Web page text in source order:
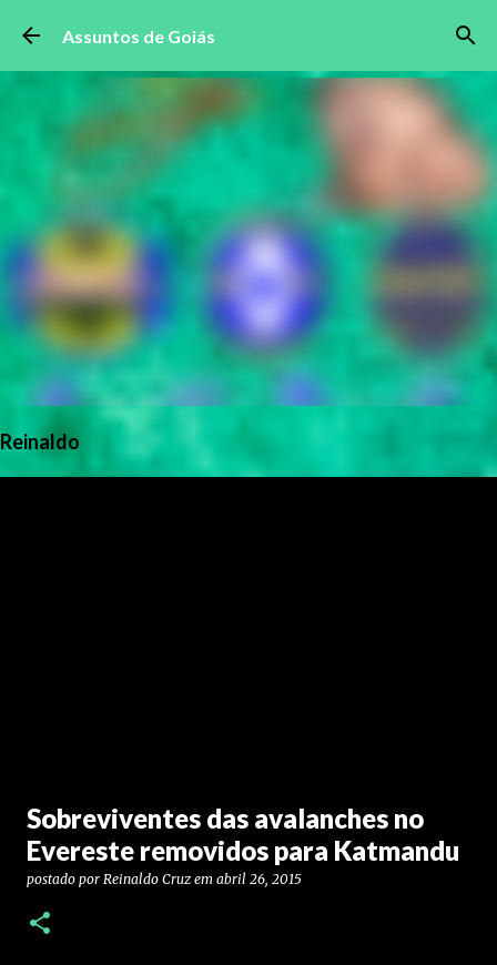
Pular para o conteúdo principal
Assuntos de Goiás
Reinaldo
Sobreviventes das avalanches no
Evereste removidos para Katmandu
postado por Reinaldo Cruz em abril 26, 2015